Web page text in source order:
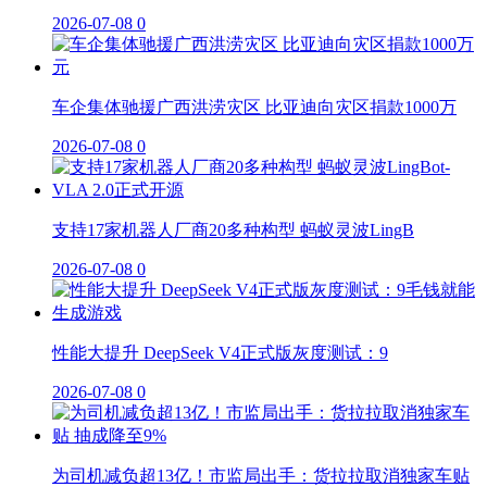
2026-07-08 0
车企集体驰援广西洪涝灾区 比亚迪向灾区捐款1000万
2026-07-08 0
支持17家机器人厂商20多种构型 蚂蚁灵波LingB
2026-07-08 0
性能大提升 DeepSeek V4正式版灰度测试：9
2026-07-08 0
为司机减负超13亿！市监局出手：货拉拉取消独家车贴